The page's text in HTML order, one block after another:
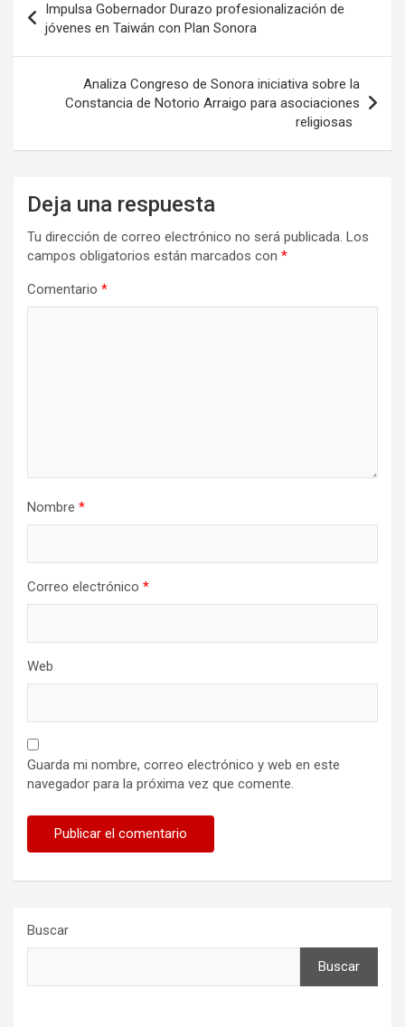
de
entradas
Impulsa Gobernador Durazo profesionalización de
jóvenes en Taiwán con Plan Sonora
Analiza Congreso de Sonora iniciativa sobre la
Constancia de Notorio Arraigo para asociaciones
religiosas
Deja una respuesta
Tu dirección de correo electrónico no será publicada. Los
campos obligatorios están marcados con *
Comentario *
Nombre *
Correo electrónico *
Web
Guarda mi nombre, correo electrónico y web en este
navegador para la próxima vez que comente.
Buscar
Buscar